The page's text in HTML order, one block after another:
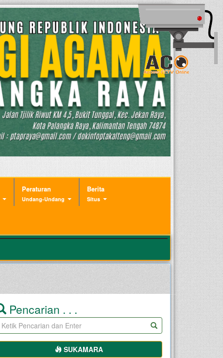
Peraturan
Undang-Undang
Berita
Situs
Pencarian . . .
SUKAMARA